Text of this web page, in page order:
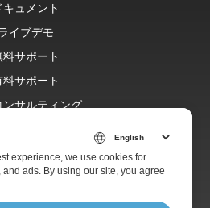
キュメント
イブデモ
料サポート
料サポート
ンサルティング
ェブサイト
会社情報
experience, we use cookies for
ads. By using our site, you agree